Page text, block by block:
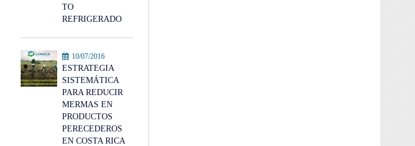
TO
REFRIGERADO
10/07/2016
ESTRATEGIA
SISTEMÁTICA
PARA REDUCIR
MERMAS EN
PRODUCTOS
PERECEDEROS
EN COSTA RICA